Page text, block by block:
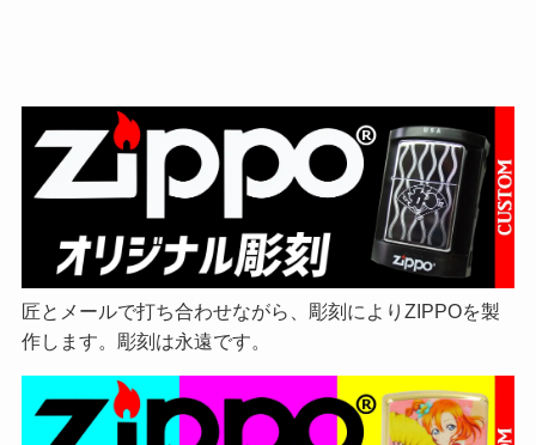
匠とメールで打ち合わせながら、彫刻によりZIPPOを製
作します。彫刻は永遠です。